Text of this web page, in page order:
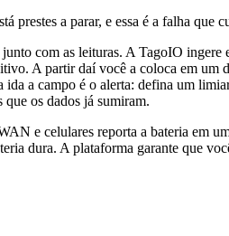
a parar, e essa é a falha que
com as leituras. A TagoIO ingere
A partir daí você a coloca em um
a campo é o alerta: defina um
os dados já sumiram.
e celulares reporta a bateria em
dura. A plataforma garante que